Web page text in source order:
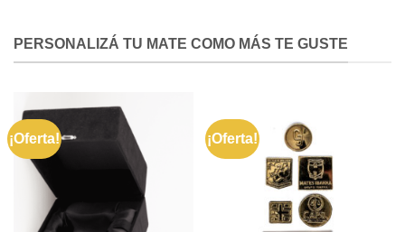
PERSONALIZÁ TU MATE COMO MÁS TE GUSTE
¡Oferta! ¡Oferta!